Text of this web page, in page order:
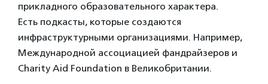
прикладного образовательного характера.
Есть подкасты, которые создаются
инфраструктурными организациями. Например,
Международной ассоциацией фандрайзеров и
Charity Aid Foundation в Великобритании.